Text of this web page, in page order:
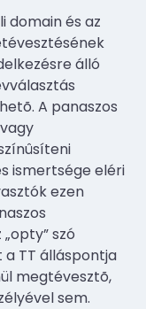
domain és az
álló
A panaszos
ismertsége eléri
ezen
szó
TT álláspontja
megtévesztõ,
sem.